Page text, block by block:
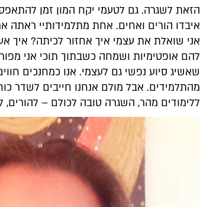
הזאת לשגרה. גם לטעמי יקח המון זמן
איבדו הורים ואחים. אחת מתלמידותיי ראתה
אני שואלת את עצמי איך אחזור לכיתה? איך
להם אופטימיות ושמחה כשבתוך תוכי אני
שאשיג סיוע נפשי גם לעצמי. אנו כמחנכים
מהתלמידים. אבל מולם אנחנו חייבים לשדר
ללימודים מהר, השגרה טובה לכולם – להורים,